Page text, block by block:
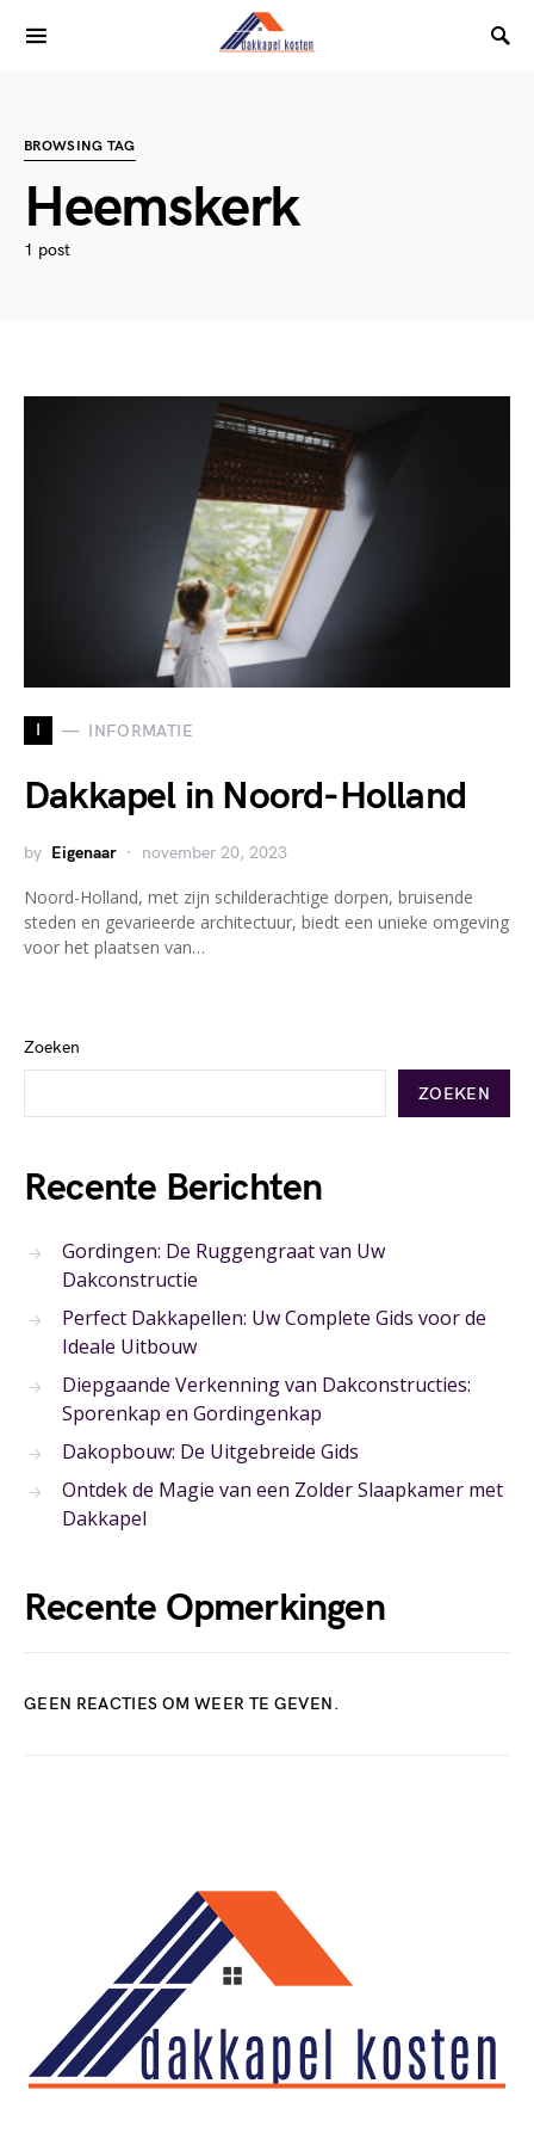
BROWSING TAG
Heemskerk
1 post
I INFORMATIE
Dakkapel in Noord-Holland
by Eigenaar november 20, 2023
Noord-Holland, met zijn schilderachtige dorpen, bruisende
steden en gevarieerde architectuur, biedt een unieke omgeving
voor het plaatsen van…
Zoeken
ZOEKEN
Recente Berichten
Gordingen: De Ruggengraat van Uw
Dakconstructie
Perfect Dakkapellen: Uw Complete Gids voor de
Ideale Uitbouw
Diepgaande Verkenning van Dakconstructies:
Sporenkap en Gordingenkap
Dakopbouw: De Uitgebreide Gids
Ontdek de Magie van een Zolder Slaapkamer met
Dakkapel
Recente Opmerkingen
GEEN REACTIES OM WEER TE GEVEN.